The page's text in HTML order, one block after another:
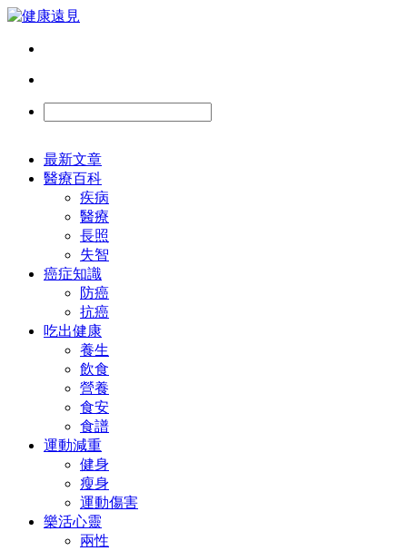
最新文章
醫療百科
疾病
醫療
長照
失智
癌症知識
防癌
抗癌
吃出健康
養生
飲食
營養
食安
食譜
運動減重
健身
瘦身
運動傷害
樂活心靈
兩性